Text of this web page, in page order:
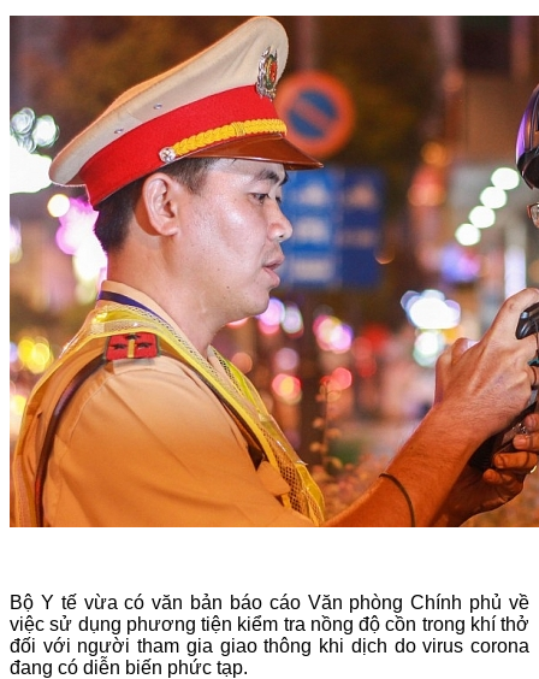
Bộ Y tế vừa có văn bản báo cáo Văn phòng Chính phủ về
việc sử dụng phương tiện kiểm tra nồng độ cồn trong khí thở
đối với người tham gia giao thông khi dịch do virus corona
đang có diễn biến phức tạp.